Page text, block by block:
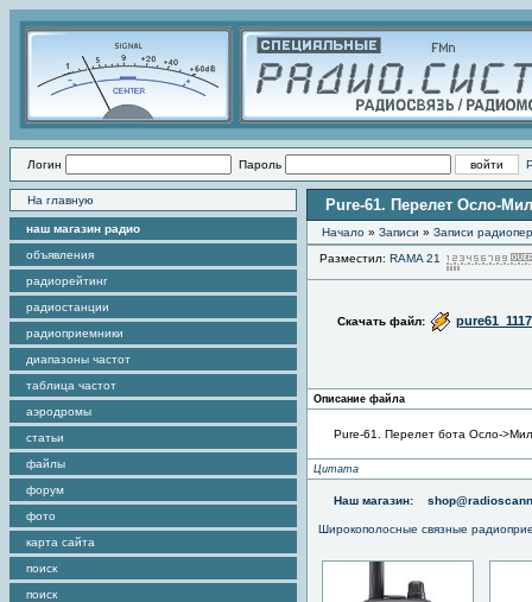
Логин Пароль
На главную
наш магазин радио
объявления
радиорейтинг
радиостанции
радиоприемники
диапазоны частот
таблица частот
аэродромы
статьи
файлы
форум
фото
карта сайта
поиск
поиск
Pure-61. Перелет Осло-
Начало » Записи » Записи
Разместил: RAMA 21
Скачать файл:
Описание файла
Pure-61. Перелет бота Осло-
Цитата
Наш магазин:
Широкополосные связные